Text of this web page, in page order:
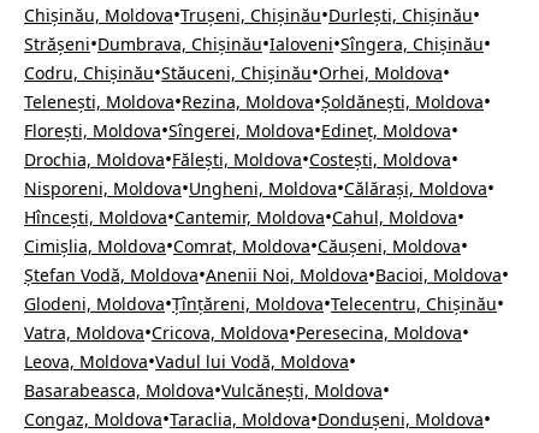
Chișinău, Moldova•Trușeni, Chișinău•Durlești, Chișinău•
Strășeni•Dumbrava, Chișinău•Ialoveni•Sîngera, Chișinău•
Codru, Chișinău•Stăuceni, Chișinău•Orhei, Moldova•
Telenești, Moldova•Rezina, Moldova•Șoldănești, Moldova•
Florești, Moldova•Sîngerei, Moldova•Edineț, Moldova•
Drochia, Moldova•Fălești, Moldova•Costești, Moldova•
Nisporeni, Moldova•Ungheni, Moldova•Călărași, Moldova•
Hîncești, Moldova•Cantemir, Moldova•Cahul, Moldova•
Cimișlia, Moldova•Comrat, Moldova•Căușeni, Moldova•
Ștefan Vodă, Moldova•Anenii Noi, Moldova•Bacioi, Moldova•
Glodeni, Moldova•Țînțăreni, Moldova•Telecentru, Chișinău•
Vatra, Moldova•Cricova, Moldova•Peresecina, Moldova•
Leova, Moldova•Vadul lui Vodă, Moldova•
Basarabeasca, Moldova•Vulcănești, Moldova•
Congaz, Moldova•Taraclia, Moldova•Dondușeni, Moldova•